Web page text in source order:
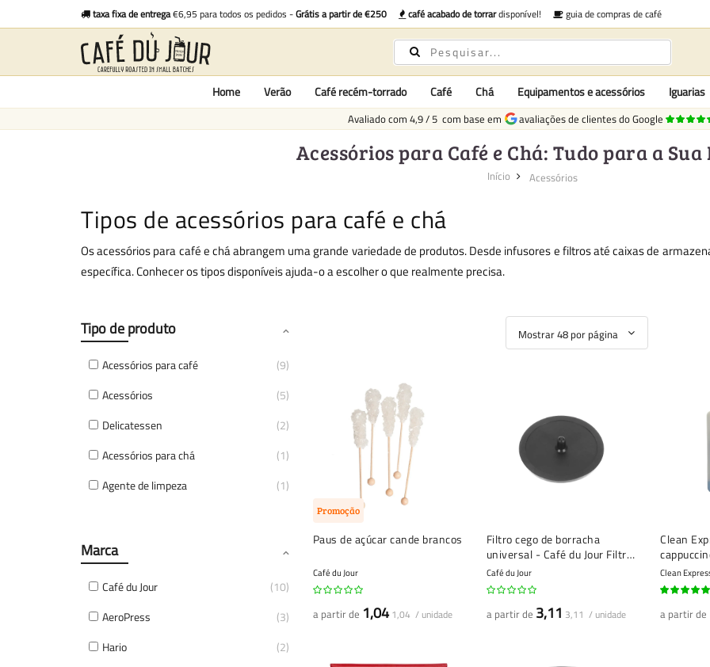
taxa fixa de entrega€6,95 para todos os pedidos -Grátis a partir de €250 café acabado de torrardisponível! guia de compras de café
Home Verão Café recém-torrado Café Chá Equipamentos e acessórios Iguarias
Avaliado com 4,9/5 com base em avaliações de clientes do Google
Acessórios para Café e Chá: Tudo para a Sua
Início Acessórios
Tipos de acessórios para café e chá
Os acessórios para café e chá abrangem uma grande variedade de produtos. Desde infusores e filtros até caixas de
específica. Conhecer os tipos disponíveis ajuda-o a escolher o que realmente precisa.
Promoção
Paus de açúcar cande brancos
Café du Jour
a partir de 1,04 1,04 / unidade
Filtro cego de borracha
universal - Café du Jour Filtro
cego de borracha Ø 50mm -
Ferramenta de limpeza para
máquinas de café expresso
Café du Jour
a partir de 3,11 3,11 / unidade
Clean
de
de
Clean
a partir de
Tipo de produto
Acessórios para café
9
Acessórios
5
Delicatessen
2
Acessórios para chá
1
Agente de limpeza
1
Marca
Café du Jour
10
AeroPress
3
Hario
2